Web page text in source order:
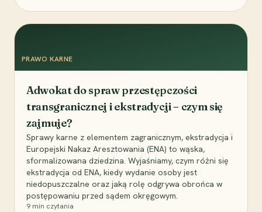
PRAWO KARNE
Adwokat do spraw przestępczości
transgranicznej i ekstradycji – czym się
zajmuje?
Sprawy karne z elementem zagranicznym, ekstradycja i
Europejski Nakaz Aresztowania (ENA) to wąska,
sformalizowana dziedzina. Wyjaśniamy, czym różni się
ekstradycja od ENA, kiedy wydanie osoby jest
niedopuszczalne oraz jaką rolę odgrywa obrońca w
postępowaniu przed sądem okręgowym.
9 min czytania